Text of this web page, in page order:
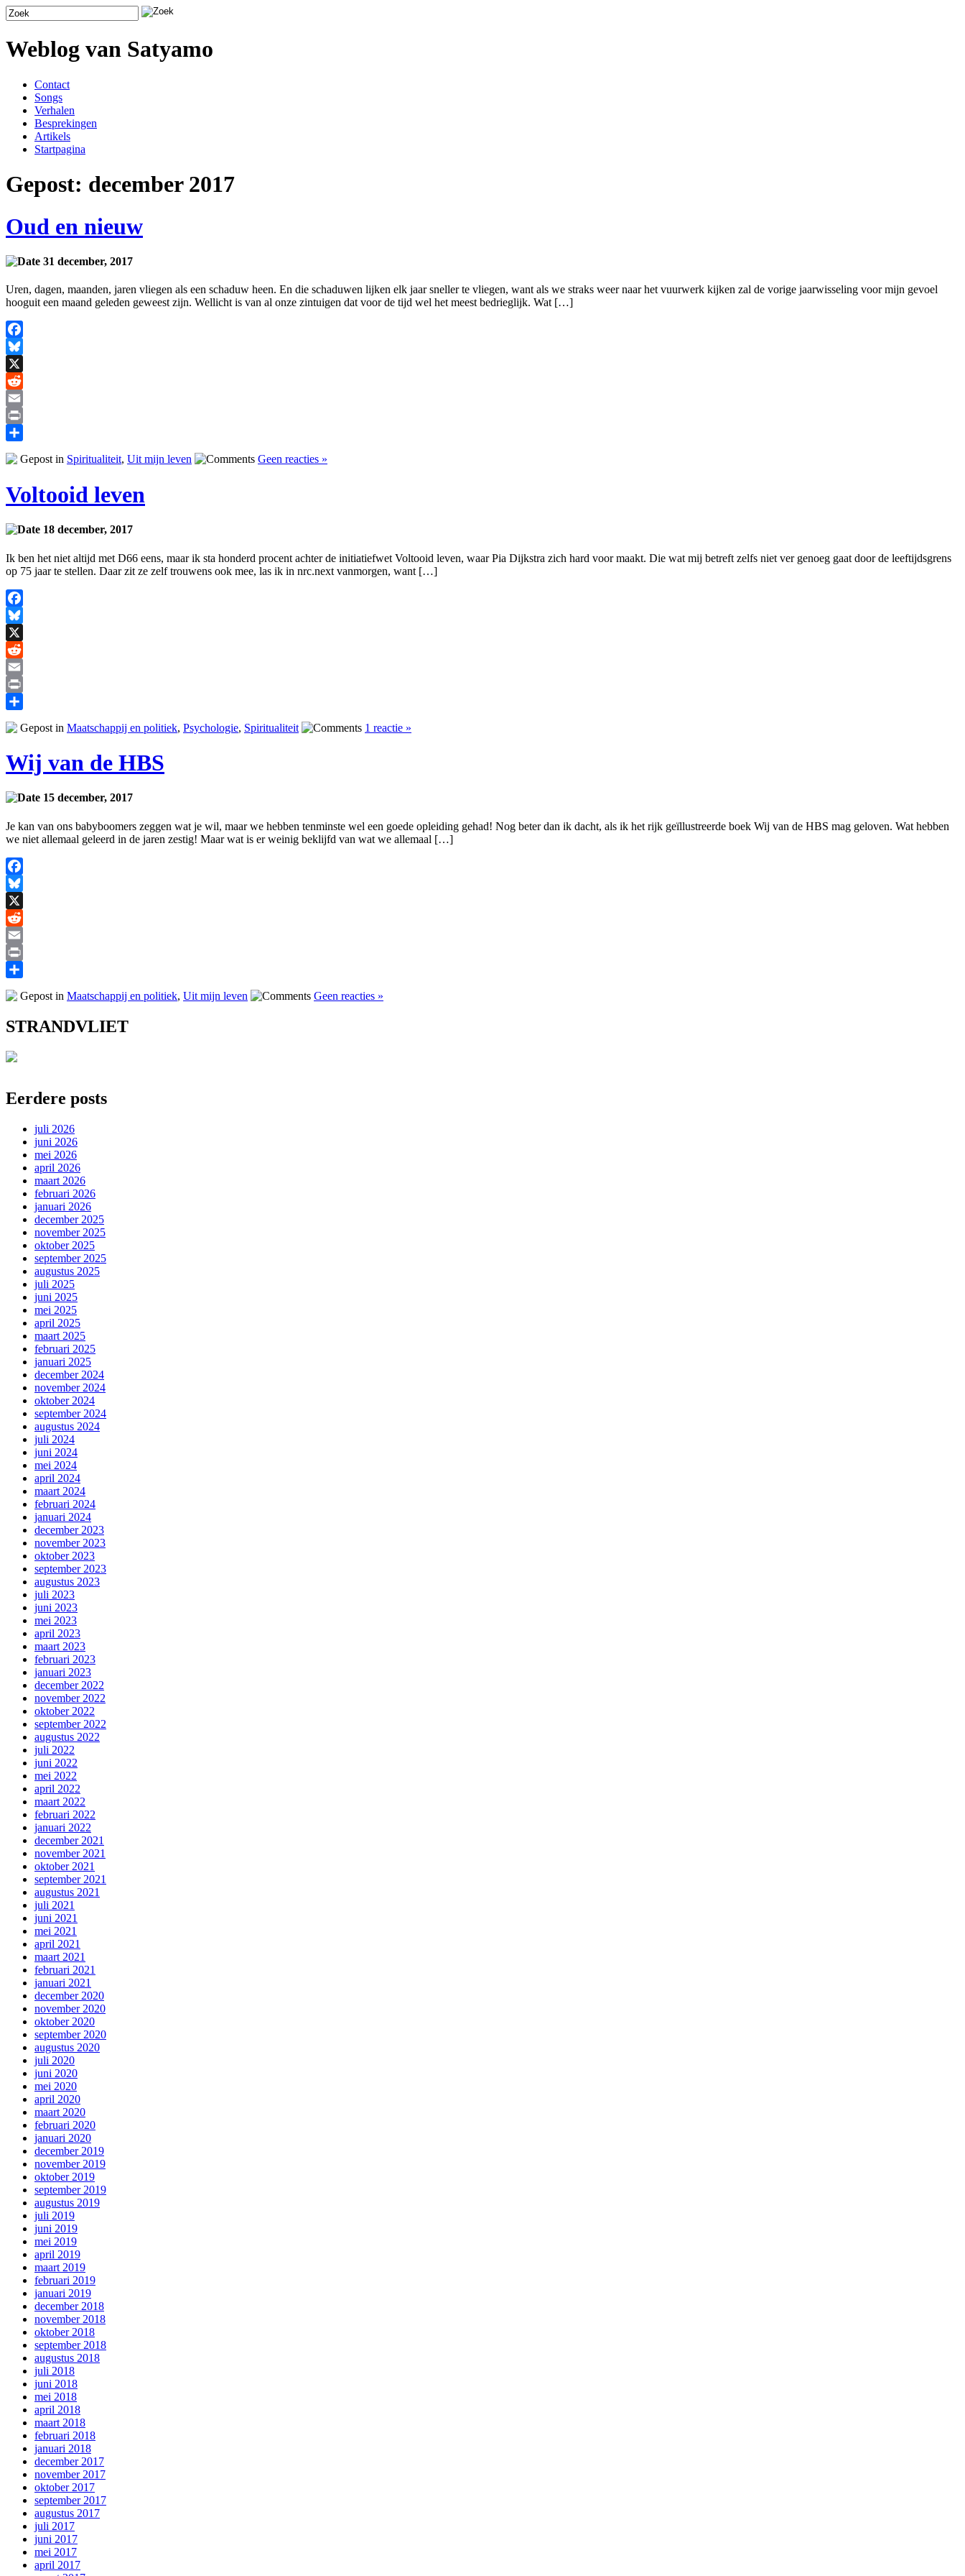
Weblog van Satyamo
Contact
Songs
Verhalen
Besprekingen
Artikels
Startpagina
Gepost: december 2017
Oud en nieuw
31 december, 2017
Uren, dagen, maanden, jaren vliegen als een schaduw heen. En die schaduwen lijken elk jaar sneller te vliegen, want als we straks weer naar het vuurwerk kijken zal de vorige jaarwisseling voor mijn gevoel
hooguit een maand geleden geweest zijn. Wellicht is van al onze zintuigen dat voor de tijd wel het meest bedrieglijk. Wat […]
Facebook
Bluesky
X
Reddit
Email
Print
Delen
Gepost in Spiritualiteit, Uit mijn leven Geen reacties »
Voltooid leven
18 december, 2017
Ik ben het niet altijd met D66 eens, maar ik sta honderd procent achter de initiatiefwet Voltooid leven, waar Pia Dijkstra zich hard voor maakt. Die wat mij betreft zelfs niet ver genoeg gaat door de leeftijdsgrens
op 75 jaar te stellen. Daar zit ze zelf trouwens ook mee, las ik in nrc.next vanmorgen, want […]
Facebook
Bluesky
X
Reddit
Email
Print
Gepost in Maatschappij en politiek, Psychologie, Spiritualiteit 1 reactie »
Wij van de HBS
15 december, 2017
Je kan van ons babyboomers zeggen wat je wil, maar we hebben tenminste wel een goede opleiding gehad! Nog beter dan ik dacht, als ik het rijk geïllustreerde boek Wij van de HBS mag geloven. Wat hebben
we niet allemaal geleerd in de jaren zestig! Maar wat is er weinig beklijfd van wat we allemaal […]
Facebook
Bluesky
X
Reddit
Email
Print
Gepost in Maatschappij en politiek, Uit mijn leven Geen reacties »
STRANDVLIET
Eerdere posts
juli 2026
juni 2026
mei 2026
april 2026
maart 2026
februari 2026
januari 2026
december 2025
november 2025
oktober 2025
september 2025
augustus 2025
juli 2025
juni 2025
mei 2025
april 2025
maart 2025
februari 2025
januari 2025
december 2024
november 2024
oktober 2024
september 2024
augustus 2024
juli 2024
juni 2024
mei 2024
april 2024
maart 2024
februari 2024
januari 2024
december 2023
november 2023
oktober 2023
september 2023
augustus 2023
juli 2023
juni 2023
mei 2023
april 2023
maart 2023
februari 2023
januari 2023
december 2022
november 2022
oktober 2022
september 2022
augustus 2022
juli 2022
juni 2022
mei 2022
april 2022
maart 2022
februari 2022
januari 2022
december 2021
november 2021
oktober 2021
september 2021
augustus 2021
juli 2021
juni 2021
mei 2021
april 2021
maart 2021
februari 2021
januari 2021
december 2020
november 2020
oktober 2020
september 2020
augustus 2020
juli 2020
juni 2020
mei 2020
april 2020
maart 2020
februari 2020
januari 2020
december 2019
november 2019
oktober 2019
september 2019
augustus 2019
juli 2019
juni 2019
mei 2019
april 2019
maart 2019
februari 2019
januari 2019
december 2018
november 2018
oktober 2018
september 2018
augustus 2018
juli 2018
juni 2018
mei 2018
april 2018
maart 2018
februari 2018
januari 2018
december 2017
november 2017
oktober 2017
september 2017
augustus 2017
juli 2017
juni 2017
mei 2017
april 2017